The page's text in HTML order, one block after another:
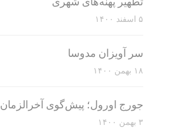
۵ اسفند ۱۴۰۰
سر آویزان مدوسا
۱۸ بهمن ۱۴۰۰
جورج اورول؛ پیش‌گوی آخرالزمان
۳ بهمن ۱۴۰۰